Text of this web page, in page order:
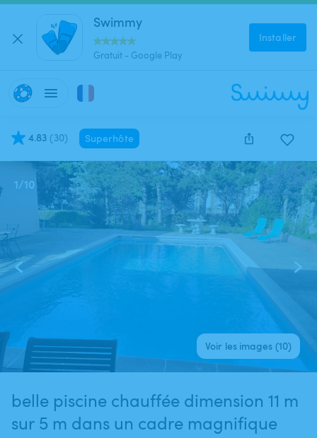
Swimmy
Gratuit - Google Play
Installer
4.83 (30) Superhôte
1/10
Voir les images (10)
belle piscine chauffée dimension 11 m
sur 5 m dans un cadre magnifique